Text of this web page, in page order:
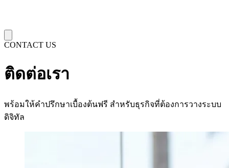
CONTACT US
ติดต่อเรา
พร้อมให้คำปรึกษาเบื้องต้นฟรี สำหรับธุรกิจที่ต้องการวางระบบ
ดิจิทัล